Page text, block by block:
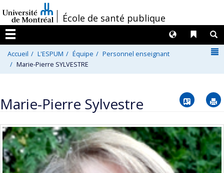
au
contenu
/École de santé publique
Menu
Liens
Langues
Accueil L'ESPUM Équipe
Personnel enseignant
Marie-Pierre SYLVESTRE
Marie-Pierre Sylvestre Vcard